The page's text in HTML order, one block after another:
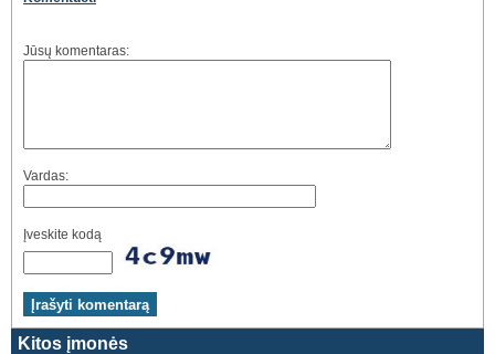
Jūsų komentaras:
Vardas:
Įveskite kodą
Kitos įmonės